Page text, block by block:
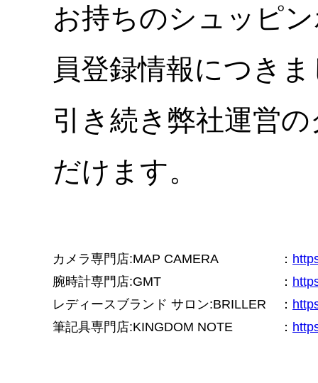
お持ちのシュッピ
員登録情報につき
引き続き弊社運営
だけます。
カメラ専門店:MAP CAMERA ：
腕時計専門店:GMT
：
レディースブランド サロン:BRILLER
：
筆記具専門店:KINGDOM NOTE
：